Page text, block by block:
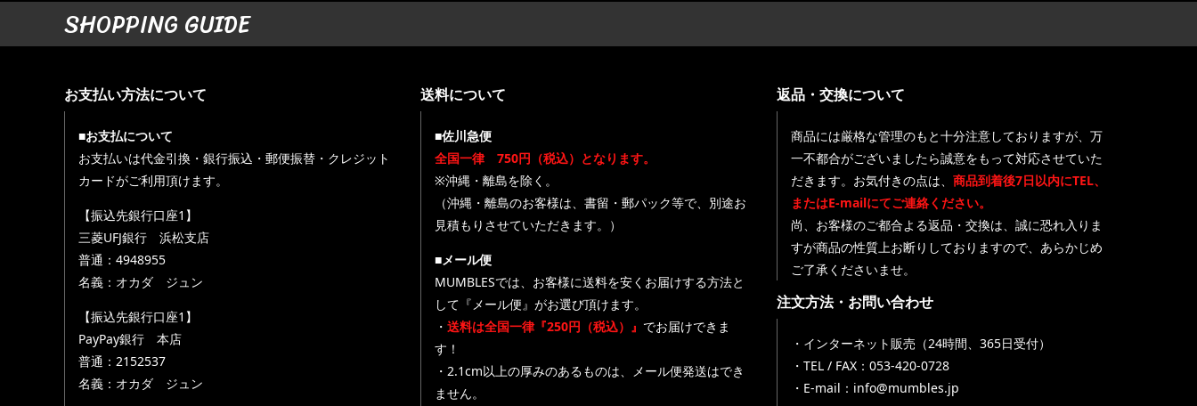
SHOPPING GUIDE
お支払い方法について
■お支払について
お支払いは代金引換・銀行振込・郵便振替・クレジット
カードがご利用頂けます。
【振込先銀行口座1】
三菱UFJ銀行 浜松支店
普通：4948955
名義：オカダ ジュン
【振込先銀行口座1】
PayPay銀行 本店
普通：2152537
名義：オカダ ジュン
送料について
■佐川急便
全国一律 750円（税込）となります。
※沖縄・離島を除く。
（沖縄・離島のお客様は、書留・郵パック等で、別途お
見積もりさせていただきます。）
■メール便
MUMBLESでは、お客様に送料を安くお届けする方法と
して『メール便』がお選び頂けます。
・ 送料は全国一律『250円（税込）』 でお届けできま
す！
・2.1cm以上の厚みのあるものは、メール便発送はでき
ません。
返品・交換について
商品には厳格な管理のもと十分注意しておりますが、万
一不都合がございましたら誠意をもって対応させていた
だきます。お気付きの点は、 商品到着後7日以内にTEL、
またはE-mailにてご連絡ください。
尚、お客様のご都合よる返品・交換は、誠に恐れ入りま
すが商品の性質上お断りしておりますので、あらかじめ
ご了承くださいませ。
注文方法・お問い合わせ
・インターネット販売（24時間、365日受付）
・TEL / FAX：053-420-0728
・E-mail：info@mumbles.jp